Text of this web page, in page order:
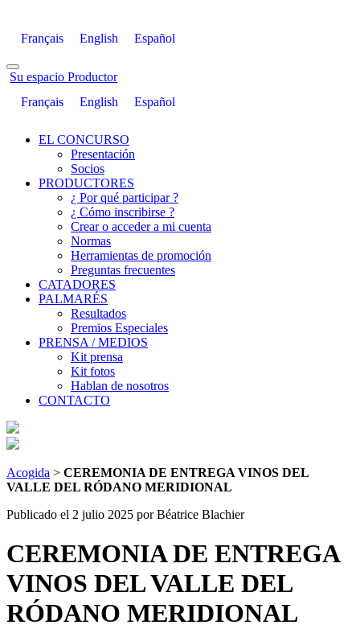
Français English Español
Su espacio Productor
Français
English Español
EL CONCURSO
Presentación
Socios
PRODUCTORES
¿ Por qué participar ?
¿ Cómo inscribirse ?
Crear o acceder a mi cuenta
Normas
Herramientas de promoción
Preguntas frecuentes
CATADORES
PALMARÉS
Resultados
Premios Especiales
PRENSA / MEDIOS
Kit prensa
Kit fotos
Hablan de nosotros
CONTACTO
Acogida > CEREMONIA DE ENTREGA VINOS DEL
VALLE DEL RÓDANO MERIDIONAL
Publicado el 2 julio 2025 por Béatrice Blachier
CEREMONIA DE ENTREGA
VINOS DEL VALLE DEL
RÓDANO MERIDIONAL